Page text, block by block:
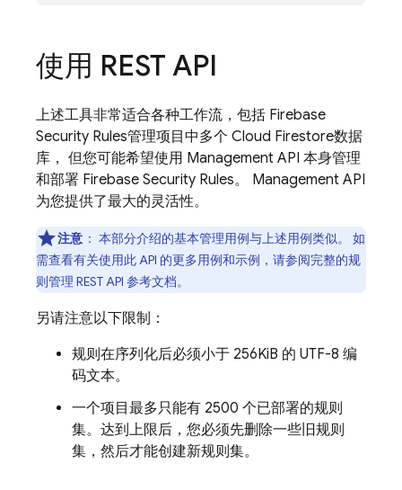
使用 REST API
上述工具非常适合各种工作流，包括 Firebase
Security Rules管理项目中多个 Cloud Firestore数据
库， 但您可能希望使用 Management API 本身管理
和部署 Firebase Security Rules。 Management API
为您提供了最大的灵活性。
注意 ： 本部分介绍的基本管理用例与上述用例类似。 如
需查看有关使用此 API 的更多用例和示例，请参阅完整的规
则管理 REST API 参考文档。
另请注意以下限制：
规则在序列化后必须小于 256KiB 的 UTF-8 编
码文本。
一个项目最多只能有 2500 个已部署的规则
集。达到上限后，您必须先删除一些旧规则
集，然后才能创建新规则集。